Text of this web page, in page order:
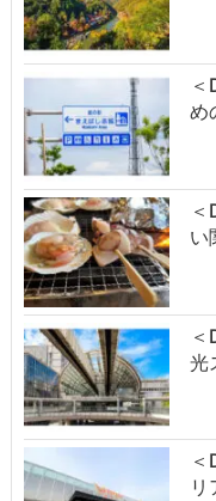
め
い
光